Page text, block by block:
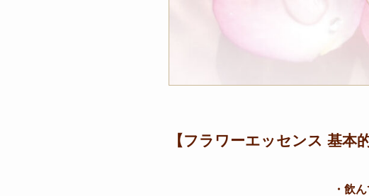
【フラワーエッセンス 基本
・飲